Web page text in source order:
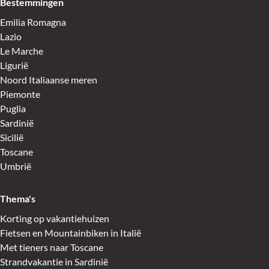
Emilia Romagna
Lazio
Le Marche
Ligurië
Noord Italiaanse meren
Piemonte
Puglia
Sardinië
Sicilië
Toscane
Umbrië
Thema's
Korting op vakantiehuizen
Fietsen en Mountainbiken in Italië
Met tieners naar Toscane
Strandvakantie in Sardinië